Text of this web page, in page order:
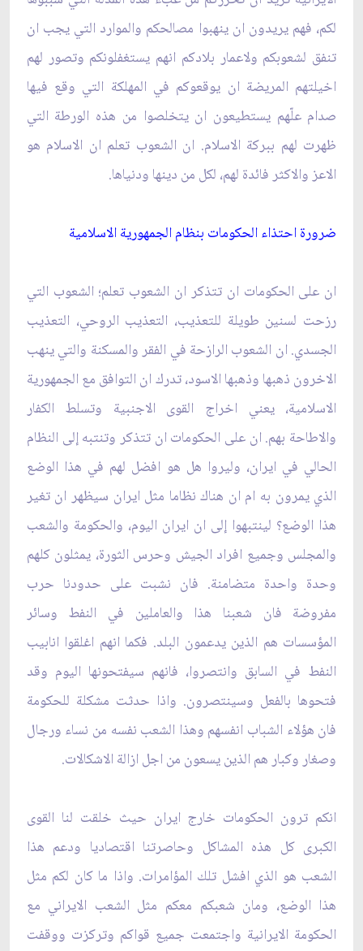
لكم، فهم يريدون ان ينهبوا مصالحكم والموارد التي يجب ان
تنفق لشعوبكم ولاعمار بلادكم انهم يستغفلونكم وتصور لهم
اخيلتهم المريضة ان يوقعوكم في المهلكة التي وقع فيها
صدام علّهم يستطيعون ان يتخلصوا من هذه الورطة التي
ظهرت لهم ببركة الاسلام. ان الشعوب تعلم ان الاسلام هو
الاعز والاكثر فائدة لهم، لكل من دينها ودنياها.
ضرورة احتذاء الحكومات بنظام الجمهورية الاسلامية
ان على الحكومات ان تتذكر ان الشعوب تعلم؛ الشعوب التي
رزحت لسنين طويلة للتعذيب، التعذيب الروحي، التعذيب
الجسدي. ان الشعوب الرازحة في الفقر والمسكنة والتي ينهب
الاخرون ذهبها وذهبها الاسود، تدرك ان التوافق مع الجمهورية
الاسلامية، يعني اخراج القوى الاجنبية وتسلط الكفار
والاطاحة بهم. ان على الحكومات ان تتذكر وتنتبه إلى النظام
الحالي في ايران، وليروا هل هو افضل لهم في هذا الوضع
الذي يمرون به ام ان هناك نظاما مثل ايران سيظهر ان تغير
هذا الوضع؟ لينتبهوا إلى ان ايران اليوم، والحكومة والشعب
والمجلس وجميع افراد الجيش وحرس الثورة، يمثلون كلهم
وحدة واحدة متضامنة. فان نشبت على حدودنا حرب
مفروضة فان شعبنا هذا والعاملين في النفط وسائر
المؤسسات هم الذين يدعمون البلد. فكما انهم اغلقوا انابيب
النفط في السابق وانتصروا، فانهم سيفتحونها اليوم وقد
فتحوها بالفعل وسينتصرون. واذا حدثت مشكلة للحكومة
فان هؤلاء الشباب انفسهم وهذا الشعب نفسه من نساء ورجال
وصغار وكبار هم الذين يسعون من اجل ازالة الاشكالات.
انكم ترون الحكومات خارج ايران حيث خلقت لنا القوى
الكبرى كل هذه المشاكل وحاصرتنا اقتصاديا ودعم هذا
الشعب هو الذي افشل تلك المؤامرات. واذا ما كان لكم مثل‏
هذا الوضع، ومان شعبكم معكم مثل الشعب الايراني مع
الحكومة الايرانية واجتمعت جميع قواكم وتركزت ووقفت